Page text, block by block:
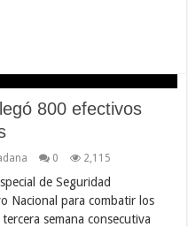
800 efectivos
0 2,115
de Seguridad
Nacional para combatir los
semana consecutiva